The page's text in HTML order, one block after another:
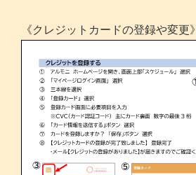
《クレジットカードの登録や変更》